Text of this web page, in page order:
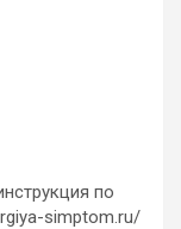
по
simptom.ru/